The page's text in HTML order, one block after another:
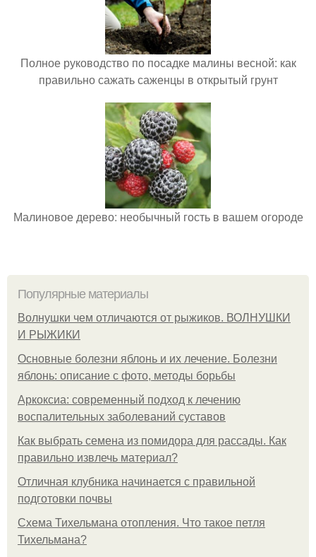
Полное руководство по посадке малины весной: как
правильно сажать саженцы в открытый грунт
Малиновое дерево: необычный гость в вашем огороде
Популярные материалы
Волнушки чем отличаются от рыжиков. ВОЛНУШКИ
И РЫЖИКИ
Основные болезни яблонь и их лечение. Болезни
яблонь: описание с фото, методы борьбы
Аркоксиа: современный подход к лечению
воспалительных заболеваний суставов
Как выбрать семена из помидора для рассады. Как
правильно извлечь материал?
Отличная клубника начинается с правильной
подготовки почвы
Схема Тихельмана отопления. Что такое петля
Тихельмана?